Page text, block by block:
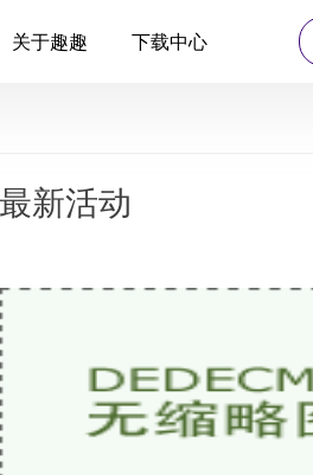
关于趣趣 下载中心
最新活动